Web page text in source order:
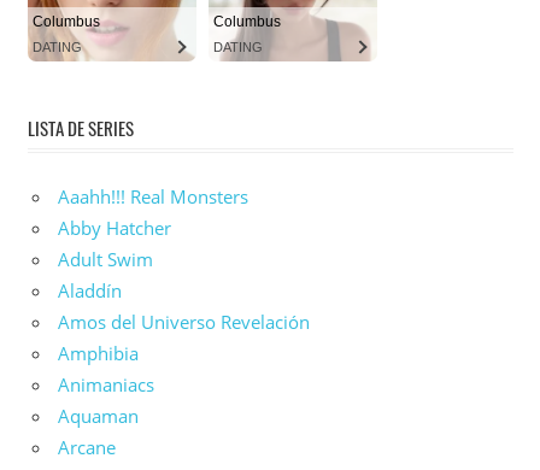
LISTA DE SERIES
Aaahh!!! Real Monsters
Abby Hatcher
Adult Swim
Aladdín
Amos del Universo Revelación
Amphibia
Animaniacs
Aquaman
Arcane